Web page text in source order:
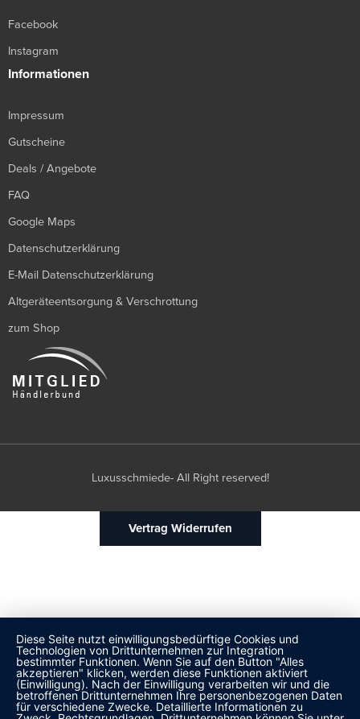
Facebook
Instagram
Informationen
Impressum
Gutscheine
Deals / Angebote
FAQ
Google Maps
Datenschutzerklärung
E-Mail Datenschutzerklärung
Altgeräteentsorgung & Verschrottung
zum Shop
Luxusschmiede- All Right reserved!
Vertrag Widerrufen
Diese Seite nutzt einwilligungsbedürftige Cookies und
Technologien von Drittunternehmen zur Integration
bestimmter Funktionen. Wenn Sie auf den Button "Alles
akzeptieren" klicken, werden diese Funktionen aktiviert
(Einwilligung). Nach der Einwilligung verarbeiten wir und die
betroffenen Drittunternehmen Ihre personenbezogenen Daten
für verschiedene Zwecke. Detaillierte Informationen zu